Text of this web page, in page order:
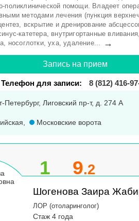
поликлинической помощи. Владеет
методами лечения (пункция
вскрытие и дренирование
катетера, внутригортанные
носоглотки, уха, удаление...
→
Запись на прием
Телефон для записи: 8 (812) 416-
Петербург, Лиговский пр-т, д. 274 А
Московские ворота
1 9.2
Шогенова Заира
ЛОР (отоларинголог)
Стаж 4 года